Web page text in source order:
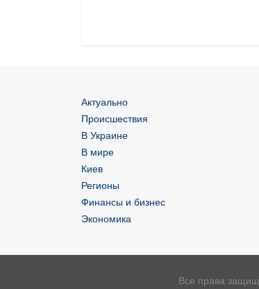
Актуально
Происшествия
В Украине
В мире
Киев
Регионы
Финансы и бизнес
Экономика
Все права